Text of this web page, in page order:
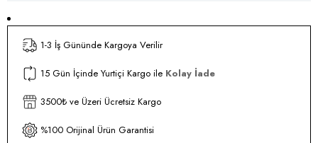
1-3 İş Gününde Kargoya Verilir
15 Gün İçinde Yurtiçi Kargo ile Kolay İade
3500₺ ve Üzeri Ücretsiz Kargo
%100 Orijinal Ürün Garantisi